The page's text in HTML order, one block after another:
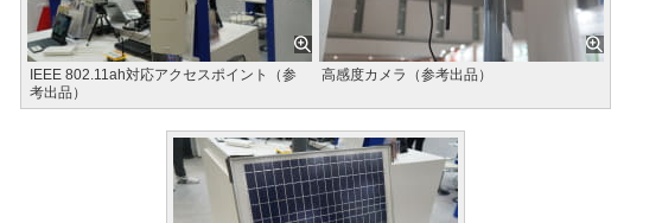
IEEE 802.11ah対応アクセスポイント（参
考出品）
高感度カメラ（参考出品）